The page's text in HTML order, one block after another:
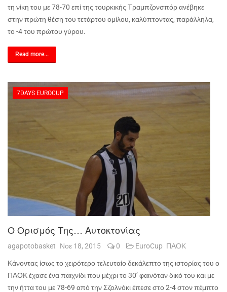
τη νίκη του με 78-70 επί της τουρκικής Τραμπζονσπόρ ανέβηκε
στην πρώτη θέση του τετάρτου ομίλου, καλύπτοντας, παράλληλα,
το -4 του πρώτου γύρου.
Read more...
7DAYS EUROCUP
Ο Ορισμός Της… Αυτοκτονίας
agapotobasket Νοε 18, 2015 0 EuroCup ΠΑΟΚ
Κάνοντας ίσως το χειρότερο τελευταίο δεκάλεπτο της ιστορίας του ο
ΠΑΟΚ έχασε ένα παιχνίδι που μέχρι το 30’ φαινόταν δικό του και με
την ήττα του με 78-69 από την Σζολνόκι έπεσε στο 2-4 στον πέμπτο